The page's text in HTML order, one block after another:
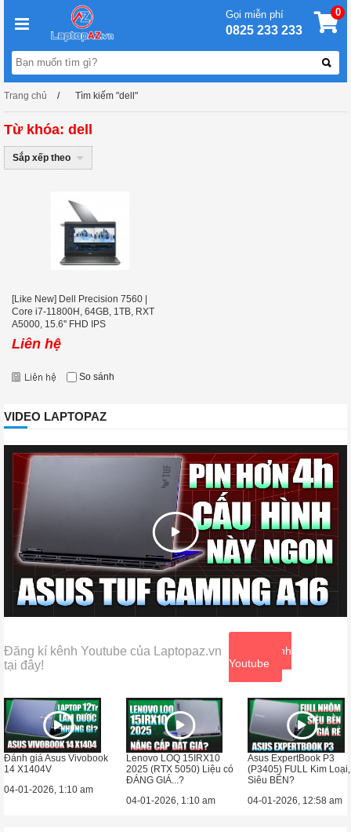
Gọi miễn phí
0825 233 233
0
Trang chủ Tìm kiếm "dell"
Từ khóa: dell
Sắp xếp theo
[Like New] Dell Precision 7560 |
Core i7-11800H, 64GB, 1TB, RXT
A5000, 15.6'' FHD IPS
Liên hệ
So sánh
VIDEO LAPTOPAZ
Đăng kí kênh Youtube của Laptopaz.vn
tại đây!
Xem kênh
Youtube
Đánh giá Asus Vivobook
14 X1404V
04-01-2026, 1:10 am
Lenovo LOQ 15IRX10
2025 (RTX 5050) Liệu có
ĐÁNG GIÁ...?
04-01-2026, 1:10 am
Asus ExpertBook P3
(P3405) FULL Kim Loại,
Siêu BỀN?
04-01-2026, 12:58 am